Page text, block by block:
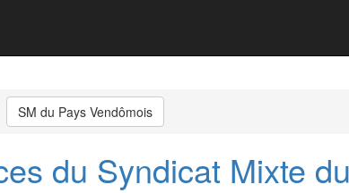
SM du Pays Vendômois
du Syndicat Mixte